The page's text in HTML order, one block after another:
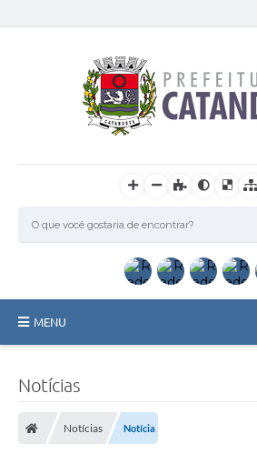
MENU
Licitações / PCA
Notícias
Notícias Notícia